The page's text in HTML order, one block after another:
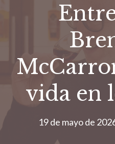
vida en
19 de mayo de